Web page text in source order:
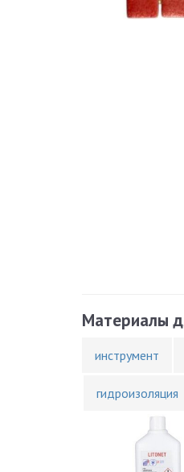
Материалы
инструмент
гидроизоляция